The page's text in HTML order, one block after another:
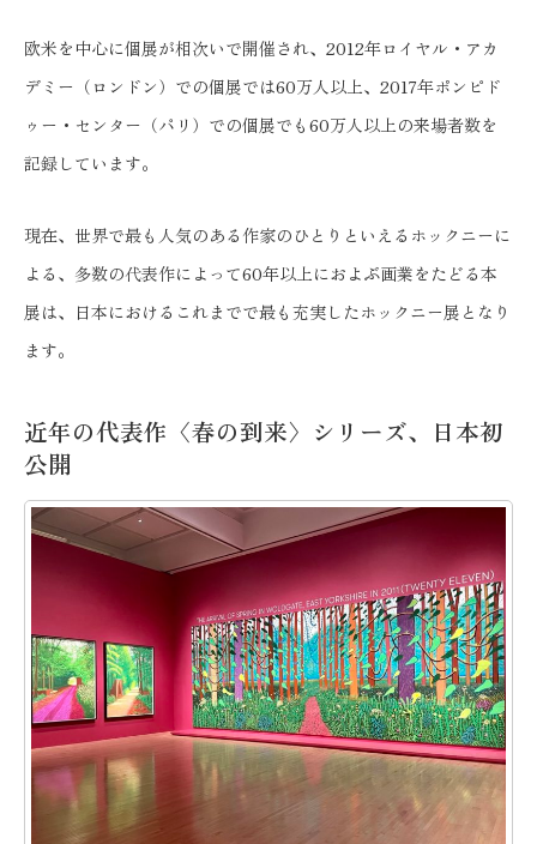
欧米を中心に個展が相次いで開催され、2012年ロイヤル・アカ
デミー（ロンドン）での個展では60万人以上、2017年ポンピド
ゥー・センター（パリ）での個展でも60万人以上の来場者数を
記録しています。
現在、世界で最も人気のある作家のひとりといえるホックニーに
よる、多数の代表作によって60年以上におよぶ画業をたどる本
展は、日本におけるこれまでで最も充実したホックニー展となり
ます。
近年の代表作〈春の到来〉シリーズ、日本初
公開